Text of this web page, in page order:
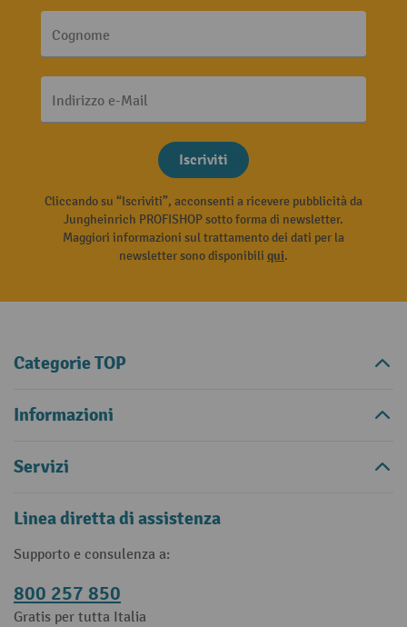
Cognome
Indirizzo e-Mail
Iscriviti
Cliccando su “Iscriviti”, acconsenti a ricevere pubblicità da
Jungheinrich PROFISHOP sotto forma di newsletter.
Maggiori informazioni sul trattamento dei dati per la
newsletter sono disponibili qui.
Categorie TOP
Informazioni
Servizi
Linea diretta di assistenza
Supporto e consulenza a:
800 257 850
Gratis per tutta Italia